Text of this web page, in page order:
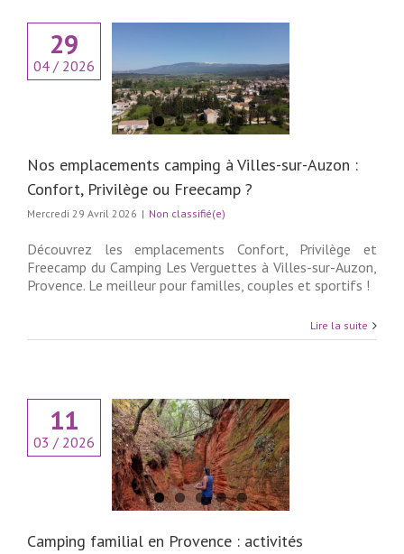
29
04 / 2026
Villes-sur-Auzon
Nos emplacements camping à Villes-sur-Auzon :
Confort, Privilège ou Freecamp ?
Mercredi 29 Avril 2026 | Non classifié(e)
Découvrez les emplacements Confort, Privilège et
Freecamp du Camping Les Verguettes à Villes-sur-Auzon,
Provence. Le meilleur pour familles, couples et sportifs !
Lire la suite
11
03 / 2026
familial en
: activités
Camping familial en Provence : activités